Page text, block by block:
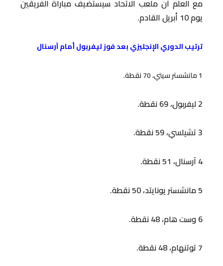
مع العلم أن ملعب الاتحاد سيستضيف مباراة الفريقين
يوم 10 أبريل القادم.
ترتيب الدوري الإنجليزي بعد فوز ليفربول أمام آرسنال
1 مانشستر سيتي، 70 نقطة.
2 ليفربول، 69 نقطة.
3 تشيلسي، 59 نقطة.
4 آرسنال، 51 نقطة.
5 مانشستر يونايتد، 50 نقطة.
6 وست هام، 48 نقطة.
7 توتنهام، 48 نقطة.